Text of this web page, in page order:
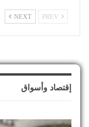
NEXT
إقتصاد وأسواق